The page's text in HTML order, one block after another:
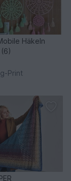
Häkeln
(6)
Print